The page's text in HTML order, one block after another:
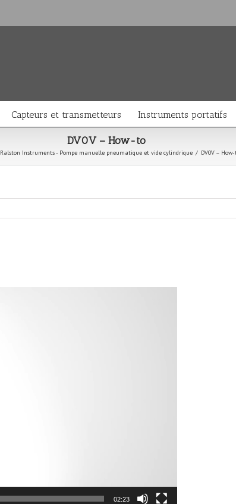
Capteurs et transmetteurs Instruments portatifs
DV0V – How-to
Ralston Instruments - Pompe manuelle pneumatique et vide cylindrique / DV0V –
02:23